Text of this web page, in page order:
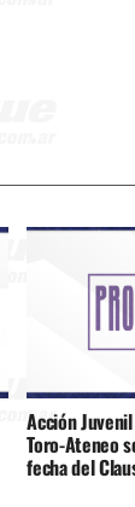
Acción
Toro-Ateneo
fecha del